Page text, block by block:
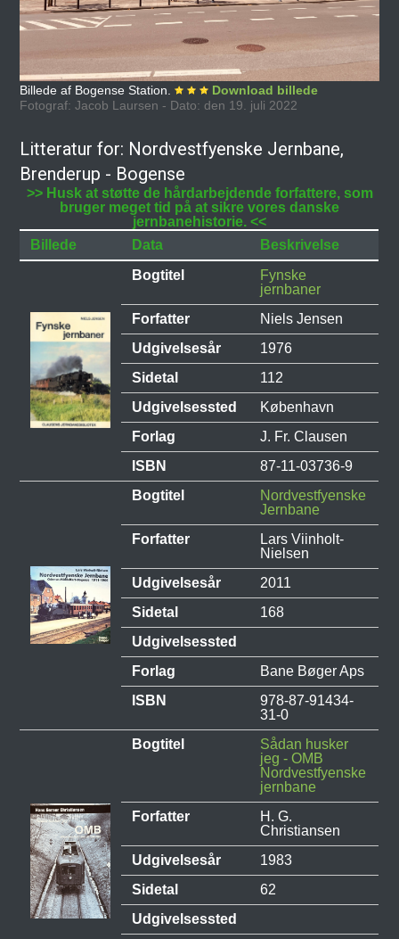
Billede af Bogense Station.
Download billede
Fotograf: Jacob Laursen - Dato: den 19. juli 2022
Litteratur for: Nordvestfyenske Jernbane,
Brenderup - Bogense
>> Husk at støtte de hårdarbejdende forfattere, som
bruger meget tid på at sikre vores danske
jernbanehistorie. <<
Billede
Data
Beskrivelse
Bogtitel
Fynske
jernbaner
Forfatter
Niels Jensen
Udgivelsesår
1976
Sidetal
112
Udgivelsessted
København
Forlag
J. Fr. Clausen
ISBN
87-11-03736-9
Bogtitel
Nordvestfyenske
Jernbane
Forfatter
Lars Viinholt-
Nielsen
Udgivelsesår
2011
Sidetal
168
Udgivelsessted
Forlag
Bane Bøger Aps
ISBN
978-87-91434-
31-0
Bogtitel
Sådan husker
jeg - OMB
Nordvestfyenske
jernbane
Forfatter
H. G.
Christiansen
Udgivelsesår
1983
Sidetal
62
Udgivelsessted